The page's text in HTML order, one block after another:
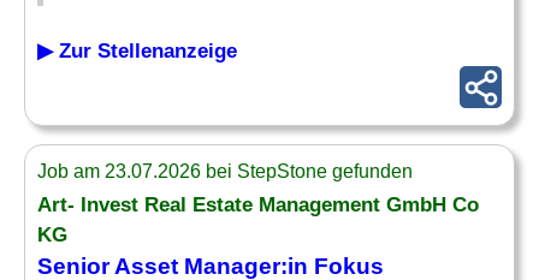
▶ Zur Stellenanzeige
Job am 23.07.2026 bei StepStone gefunden
Art- Invest Real Estate Management GmbH Co
KG
Senior Asset Manager:in Fokus